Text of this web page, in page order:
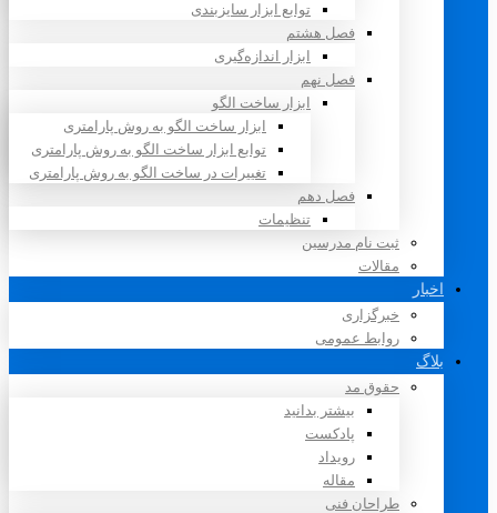
توابع ابزار سایزبندی
فصل هشتم
ابزار اندازه‌گیری
فصل نهم
ابزار ساخت الگو
ابزار ساخت الگو به روش پارامتری
توابع ابزار ساخت الگو به روش پارامتری
تغییرات در ساخت الگو به روش پارامتری
فصل دهم
تنظیمات
ثبت نام مدرسین
مقالات
اخبار
خبرگزاری
روابط عمومی
بلاگ
حقوق مد
بیشتر بدانید
پادکست
رویداد
مقاله
طراحان فنی